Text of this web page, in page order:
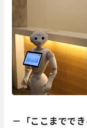
－「ここまでで